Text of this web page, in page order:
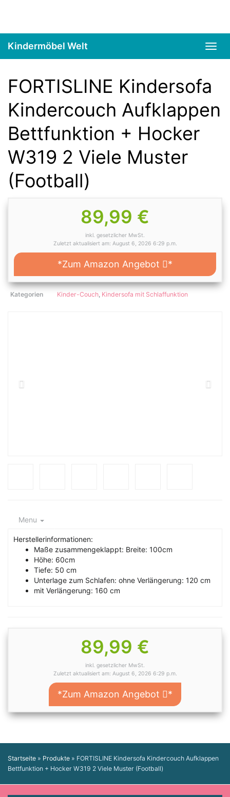
content
Kindermöbel Welt
FORTISLINE Kindersofa
Kindercouch Aufklappen
Bettfunktion + Hocker
W319 2 Viele Muster
(Football)
89,99 €
inkl. gesetzlicher MwSt.
Zuletzt aktualisiert am: August 6, 2026 6:29 p.m.
*Zum Amazon Angebot *
Kategorien Kinder-Couch, Kindersofa mit Schlaffunktion
Menu
Herstellerinformationen:
Maße zusammengeklappt: Breite: 100cm
Höhe: 60cm
Tiefe: 50 cm
Unterlage zum Schlafen: ohne Verlängerung: 120 cm
mit Verlängerung: 160 cm
89,99 €
inkl. gesetzlicher MwSt.
Zuletzt aktualisiert am: August 6, 2026 6:29 p.m.
*Zum Amazon Angebot *
Startseite » Produkte » FORTISLINE Kindersofa Kindercouch Aufklappen
Bettfunktion + Hocker W319 2 Viele Muster (Football)